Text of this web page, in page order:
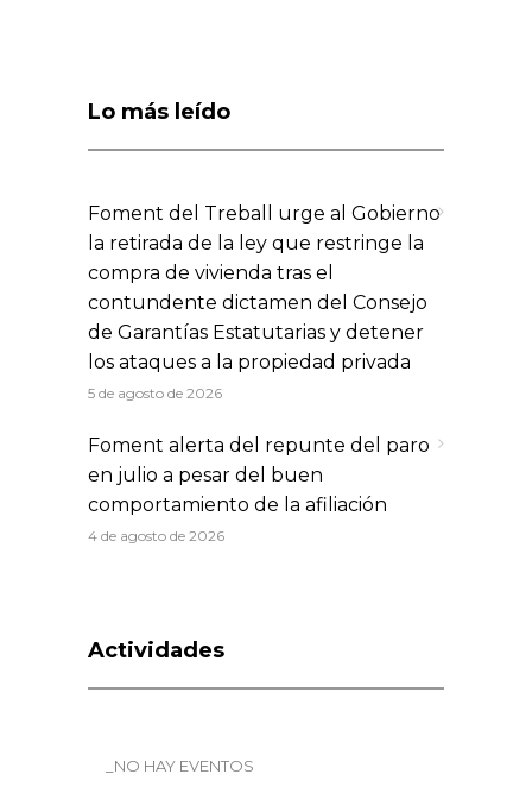
Lo más leído
Foment del Treball urge al Gobierno
la retirada de la ley que restringe la
compra de vivienda tras el
contundente dictamen del Consejo
de Garantías Estatutarias y detener
los ataques a la propiedad privada
5 de agosto de 2026
Foment alerta del repunte del paro
en julio a pesar del buen
comportamiento de la afiliación
4 de agosto de 2026
Actividades
_NO HAY EVENTOS